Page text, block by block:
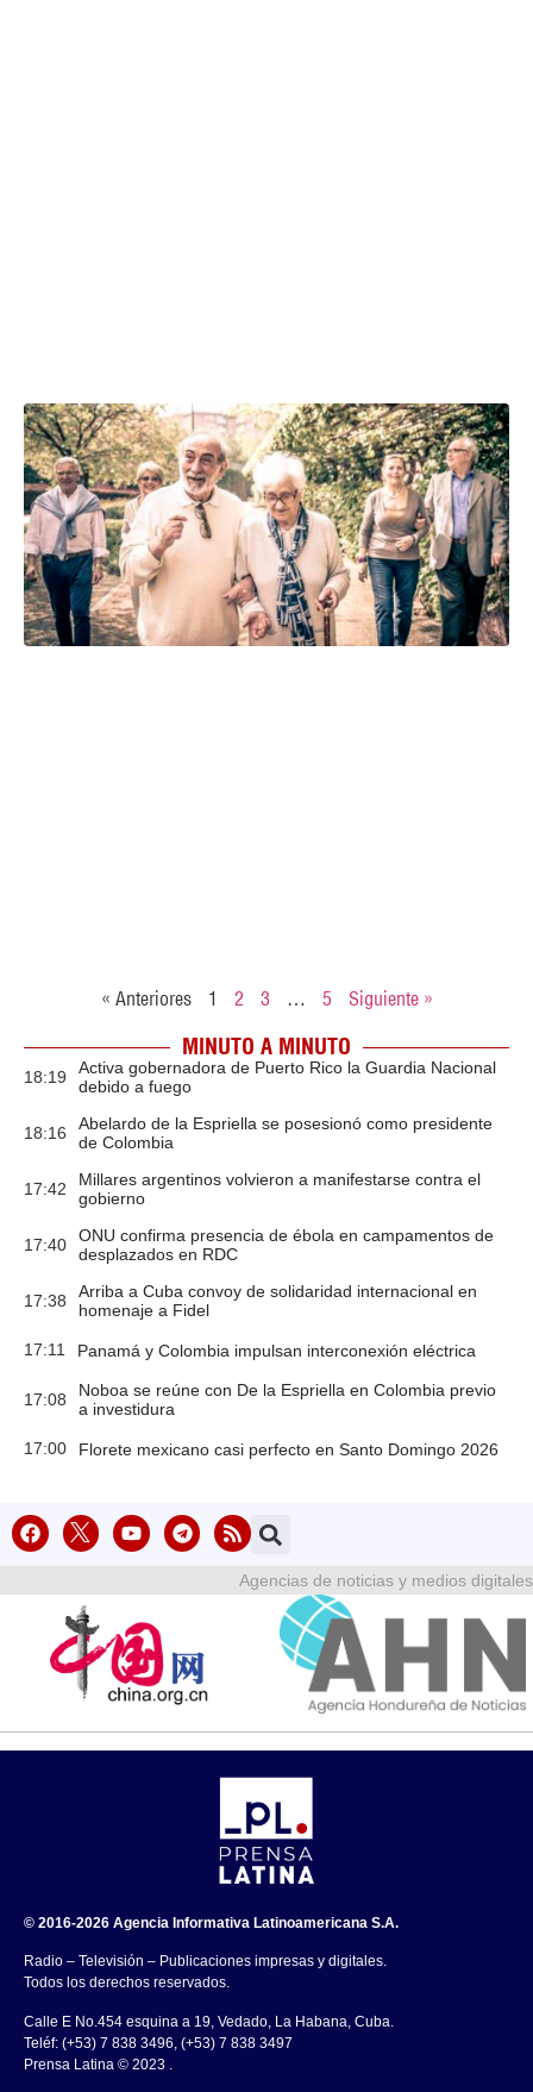
« Anteriores 1 2 3 … 5 Siguiente »
MINUTO A MINUTO
18:19
Activa gobernadora de Puerto Rico la Guardia Nacional
debido a fuego
18:16
Abelardo de la Espriella se posesionó como presidente
de Colombia
17:42
Millares argentinos volvieron a manifestarse contra el
gobierno
17:40
ONU confirma presencia de ébola en campamentos de
desplazados en RDC
17:38
Arriba a Cuba convoy de solidaridad internacional en
homenaje a Fidel
17:11 Panamá y Colombia impulsan interconexión eléctrica
17:08
Noboa se reúne con De la Espriella en Colombia previo
a investidura
17:00 Florete mexicano casi perfecto en Santo Domingo 2026
Agencias de noticias y medios digitales
© 2016-2026 Agencia Informativa Latinoamericana S.A.
Radio – Televisión – Publicaciones impresas y digitales.
Todos los derechos reservados.
Calle E No.454 esquina a 19, Vedado, La Habana, Cuba.
Teléf: (+53) 7 838 3496, (+53) 7 838 3497
Prensa Latina © 2023 .